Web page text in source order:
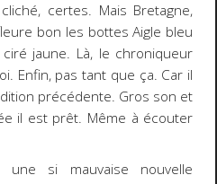
certes. Mais Bretagne,
bon les bottes Aigle bleu
jaune. Là, le chroniqueur
Enfin, pas tant que ça. Car il
précédente. Gros son et
il est prêt. Même à écouter
une si mauvaise nouvelle